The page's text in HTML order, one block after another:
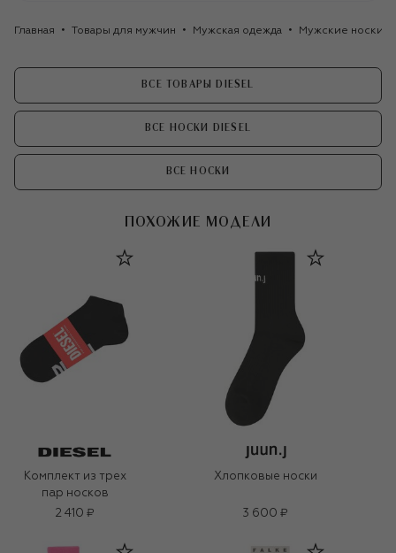
Главная Товары для мужчин Мужская одежда Мужские носки
ВСЕ ТОВАРЫ DIESEL
ВСЕ НОСКИ DIESEL
ВСЕ НОСКИ
ПОХОЖИЕ МОДЕЛИ
Комплект из трех
пар носков
2 410 ₽
Хлопковые носки
3 600 ₽